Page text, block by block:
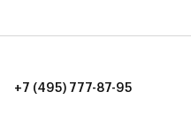
+7 (495) 777-87-95